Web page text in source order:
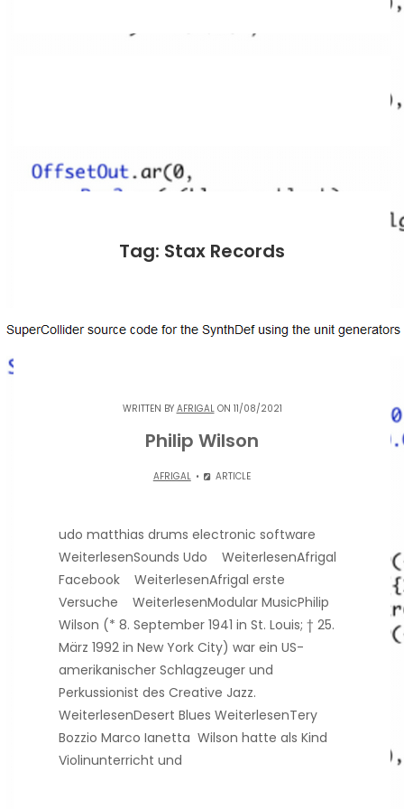
Tag: Stax Records
WRITTEN BY AFRIGALON 11/08/2021
Philip Wilson
AFRIGAL ARTICLE
udo matthias drums electronic software
WeiterlesenSounds Udo WeiterlesenAfrigal
Facebook WeiterlesenAfrigal erste
Versuche WeiterlesenModular MusicPhilip
Wilson (* 8. September 1941 in St. Louis; † 25.
März 1992 in New York City) war ein US-
amerikanischer Schlagzeuger und
Perkussionist des Creative Jazz.
WeiterlesenDesert Blues WeiterlesenTery
Bozzio Marco Ianetta Wilson hatte als Kind
Violinunterricht und